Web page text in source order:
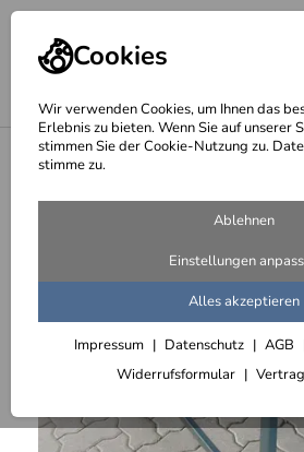
Cookies
Wir verwenden Cookies, um Ihnen das
Erlebnis zu bieten. Wenn Sie auf unserer
stimmen Sie der Cookie-Nutzung zu.
stimme zu.
Ablehnen
Einstellungen
Alles akzeptieren
Impressum Datenschutz AGB
Widerrufsformular
Grills und Räucheröfen